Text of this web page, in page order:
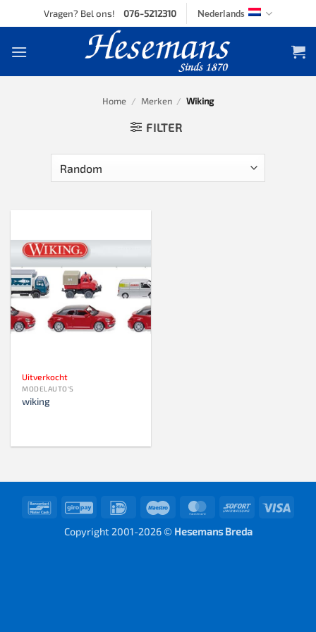
to
Vragen? Bel ons! 076-5212310 Nederlands
Home / Merken / Wiking
FILTER
Uitverkocht
MODELAUTO'S
wiking
BancontactGiroPay IDeal Maestro MasterCardSofort
Copyright 2001-2026 © Hesemans Breda